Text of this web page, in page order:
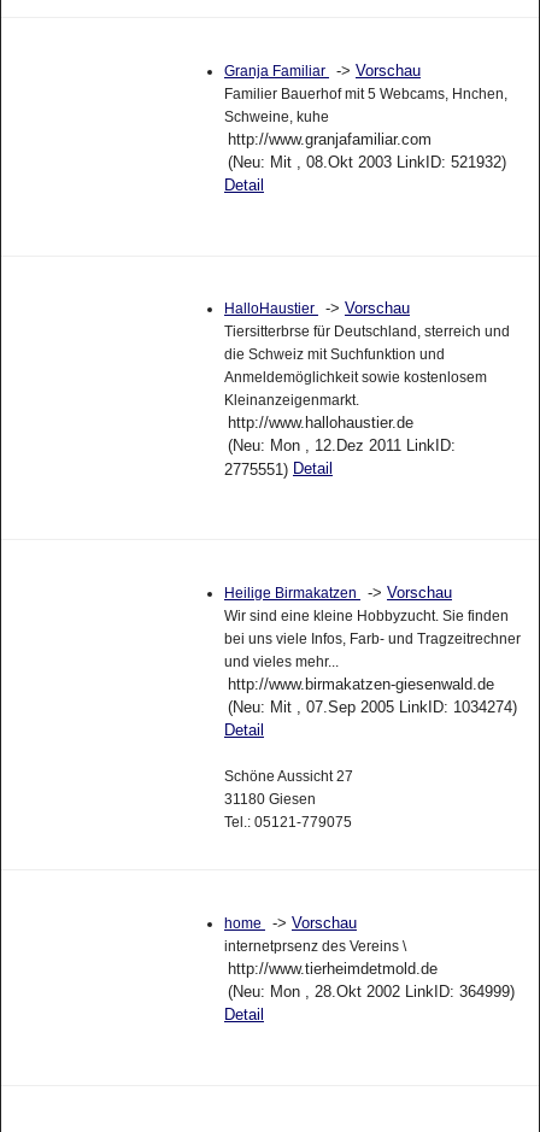
Granja Familiar -> Vorschau
Familier Bauerhof mit 5 Webcams, Hnchen,
Schweine, kuhe
http://www.granjafamiliar.com
(Neu: Mit , 08.Okt 2003 LinkID: 521932)
Detail
HalloHaustier -> Vorschau
Tiersitterbrse für Deutschland, sterreich und
die Schweiz mit Suchfunktion und
Anmeldemöglichkeit sowie kostenlosem
Kleinanzeigenmarkt.
http://www.hallohaustier.de
(Neu: Mon , 12.Dez 2011 LinkID:
2775551) Detail
Heilige Birmakatzen -> Vorschau
Wir sind eine kleine Hobbyzucht. Sie finden
bei uns viele Infos, Farb- und Tragzeitrechner
und vieles mehr...
http://www.birmakatzen-giesenwald.de
(Neu: Mit , 07.Sep 2005 LinkID: 1034274)
Detail
Schöne Aussicht 27
31180 Giesen
Tel.: 05121-779075
home -> Vorschau
internetprsenz des Vereins \
http://www.tierheimdetmold.de
(Neu: Mon , 28.Okt 2002 LinkID: 364999)
Detail